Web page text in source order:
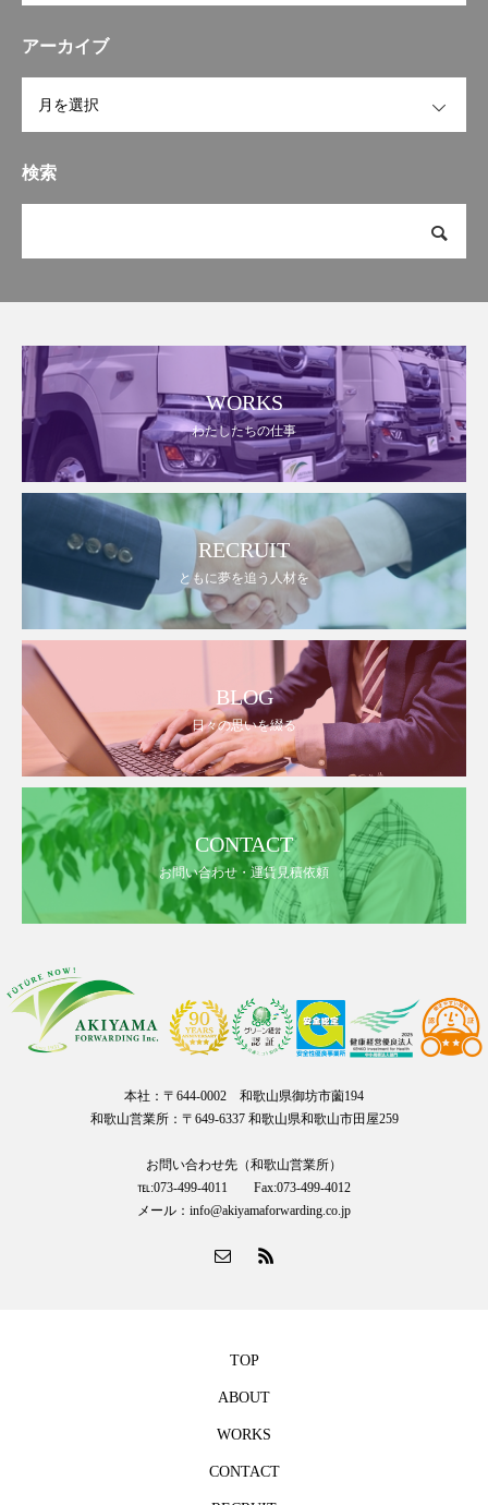
アーカイブ
検索
WORKS
わたしたちの仕事
RECRUIT
ともに夢を追う人材を
BLOG
日々の思いを綴る
CONTACT
お問い合わせ・運賃見積依頼
本社：〒644-0002 和歌山県御坊市薗194
和歌山営業所：〒649-6337 和歌山県和歌山市田屋259
お問い合わせ先（和歌山営業所）
℡:073-499-4011 Fax:073-499-4012
メール：info@akiyamaforwarding.co.jp
TOP
ABOUT
WORKS
CONTACT